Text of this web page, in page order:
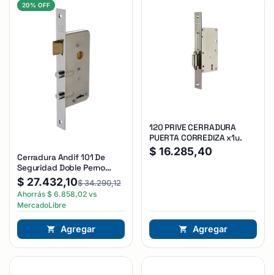
20% OFF
Cerradura Andif 101 De
Seguridad Doble Perno
Reforzada Plateado
$ 27.432,10$34.290,12
Ahorrás $ 6.858,02 vs
MercadoLibre
Agregar
120 PRIVE CERRADURA
PUERTA CORREDIZA x1u.
$ 16.285,40
Agregar